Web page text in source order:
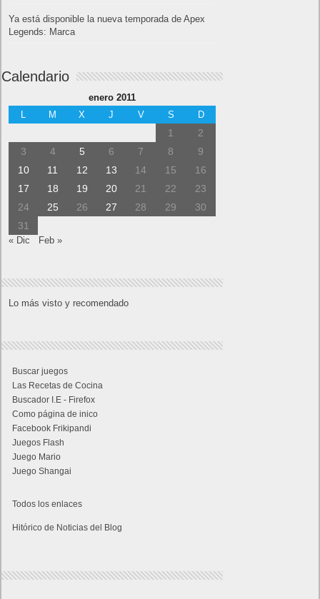
Ya está disponible la nueva temporada de Apex
Legends: Marca
Calendario
enero 2011
L
M X J V S D
1
2
3
4 5 6 7 8
9
10
11 12 13 14 15
16
17
18 19 20 21 22
23
24
25 26 27 28 29
30
31
« Dic Feb »
Lo más visto y recomendado
Buscar juegos
Las Recetas de Cocina
Buscador I.E - Firefox
Como página de inico
Facebook Frikipandi
Juegos Flash
Juego Mario
Juego Shangai
Todos los enlaces
Hitórico de Noticias del Blog